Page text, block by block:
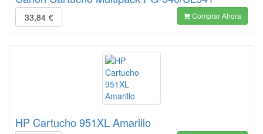
33,84 € Comprar Ahora
HP Cartucho 951XL Amarillo